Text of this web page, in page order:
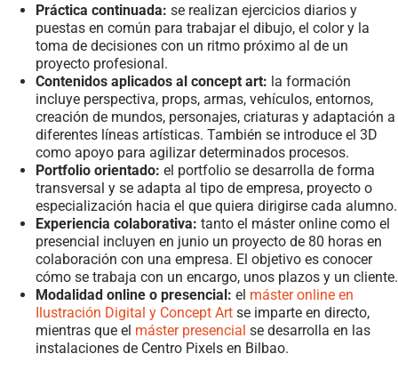
Práctica continuada: se realizan ejercicios diarios y
puestas en común para trabajar el dibujo, el color y la
toma de decisiones con un ritmo próximo al de un
proyecto profesional.
Contenidos aplicados al concept art: la formación
incluye perspectiva, props, armas, vehículos, entornos,
creación de mundos, personajes, criaturas y adaptación a
diferentes líneas artísticas. También se introduce el 3D
como apoyo para agilizar determinados procesos.
Portfolio orientado: el portfolio se desarrolla de forma
transversal y se adapta al tipo de empresa, proyecto o
especialización hacia el que quiera dirigirse cada alumno.
Experiencia colaborativa: tanto el máster online como el
presencial incluyen en junio un proyecto de 80 horas en
colaboración con una empresa. El objetivo es conocer
cómo se trabaja con un encargo, unos plazos y un cliente.
Modalidad online o presencial: el máster online en
Ilustración Digital y Concept Art se imparte en directo,
mientras que el máster presencial se desarrolla en las
instalaciones de Centro Pixels en Bilbao.